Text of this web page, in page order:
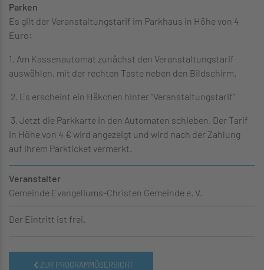
Parken
Es gilt der Veranstaltungstarif im Parkhaus in Höhe von 4
Euro:
1. Am Kassenautomat zunächst den Veranstaltungstarif
auswählen, mit der rechten Taste neben den Bildschirm.
2. Es erscheint ein Häkchen hinter "Veranstaltungstarif"
3. Jetzt die Parkkarte in den Automaten schieben. Der Tarif
in Höhe von 4 € wird angezeigt und wird nach der Zahlung
auf Ihrem Parkticket vermerkt.
Veranstalter
Gemeinde Evangeliums-Christen Gemeinde e. V.
Der Eintritt ist frei.
ZUR PROGRAMMÜBERSICHT